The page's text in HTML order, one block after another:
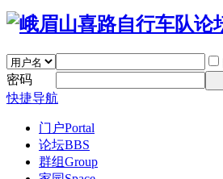
密码
快捷导航
门户Portal
论坛BBS
群组Group